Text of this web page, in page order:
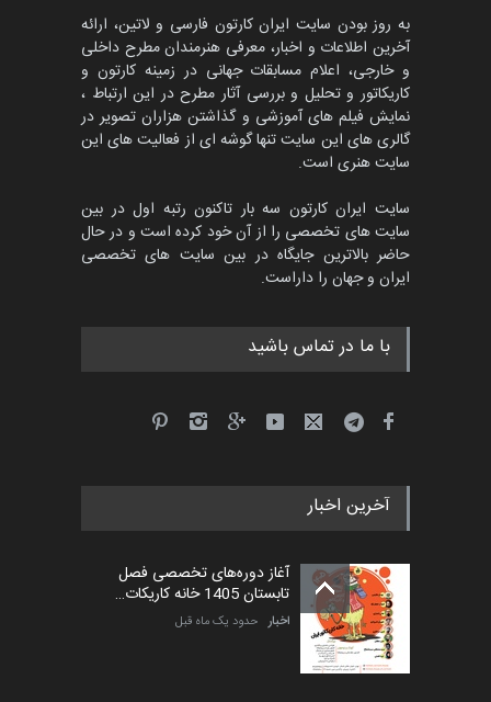
مسابقۀ بین‌المللی کارتون و
کاریکاتور «البغلی…
مهلت 3 ماه دیگر
جشنواره بین‌المللی کارتون
مدارس پرتغال، ۲۰۲۷
مهلت
مهلت
بیست و هشتمین مسابقه
مهلت 5 روز دیگر
به روز بودن سایت ایران کارتون فارسی و لاتین، ارائه
آخرین اطلاعات و اخبار، معرفی هنرمندان مطرح داخلی
و خارجی، اعلام مسابقات جهانی در زمینه کارتون و
کاریکاتور و تحلیل و بررسی آثار مطرح در این ارتباط ،
نمایش فیلم های آموزشی و گذاشتن هزاران تصویر در
گالری های این سایت تنها گوشه ای از فعالیت های این
سایت هنری است.
سایت ایران کارتون سه بار تاکنون رتبه اول در بین
سایت های تخصصی را از آن خود کرده است و در حال
حاضر بالاترین جایگاه در بین سایت های تخصصی
ایران و جهان را داراست.
با ما در تماس باشید
آخرین اخبار
آغاز دوره‌های تخصصی فصل
تابستان 1405 خانه کاریکات…
اخبار حدود یک ماه قبل